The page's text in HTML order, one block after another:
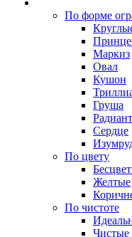
По форме
Маркиз
Овал
Кушон
Груша
Радиант
Сердце
По цвету
Желтые
По чистоте
Чистые